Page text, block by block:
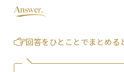
回答をひとことでまとめる